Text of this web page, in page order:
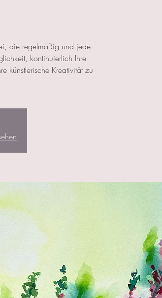
die regelmäßig und jede
kontinuierlich Ihre
künstlerische Kreativität zu